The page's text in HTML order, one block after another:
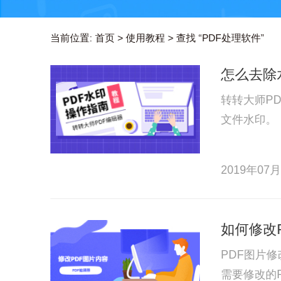
当前位置: 首页 > 使用教程 > 查找 “PDF处理软件”
怎么去除
转转大师
文件水印。
2019年07
如何修改
PDF图片
需要修改的